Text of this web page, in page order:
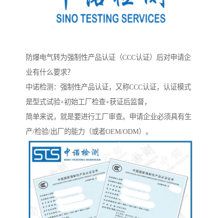
防爆电气转为强制性产品认证（CCC认证）后对申请企
业有什么要求？
中诺检测：强制性产品认证，又称CCC认证，认证模式
是型式试验+初始工厂检查+获证后监督，
简单来说，就是要进行工厂审查。申请企业必须具有生
产/检验/出厂的能力（或者OEM/ODM）。